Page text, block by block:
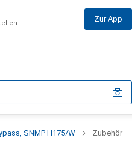
Zur App
SNMP H175/W Zubehör